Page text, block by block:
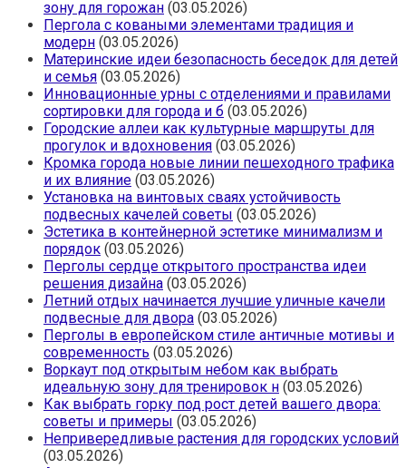
зону для горожан (03.05.2026)
Пергола с коваными элементами традиция и
модерн (03.05.2026)
Материнские идеи безопасность беседок для детей
и семья (03.05.2026)
Инновационные урны с отделениями и правилами
сортировки для города и б (03.05.2026)
Городские аллеи как культурные маршруты для
прогулок и вдохновения (03.05.2026)
Кромка города новые линии пешеходного трафика
и их влияние (03.05.2026)
Установка на винтовых сваях устойчивость
подвесных качелей советы (03.05.2026)
Эстетика в контейнерной эстетике минимализм и
порядок (03.05.2026)
Перголы сердце открытого пространства идеи
решения дизайна (03.05.2026)
Летний отдых начинается лучшие уличные качели
подвесные для дворa (03.05.2026)
Перголы в европейском стиле античные мотивы и
современность (03.05.2026)
Воркаут под открытым небом как выбрать
идеальную зону для тренировок н (03.05.2026)
Как выбрать горку под рост детей вашего двора:
советы и примеры (03.05.2026)
Непривередливые растения для городских условий
(03.05.2026)